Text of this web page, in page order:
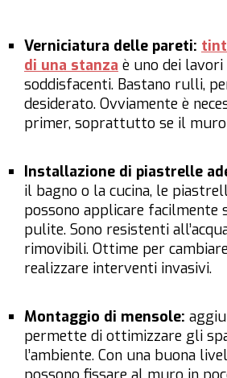
Verniciatura delle pareti:
di una stanza è uno dei
soddisfacenti. Bastano rulli,
desiderato. Ovviamente è
primer, soprattutto se il muro
Installazione di piastrelle
il bagno o la cucina, le
possono applicare facilmente
pulite. Sono resistenti
rimovibili. Ottime per
realizzare interventi invasivi.
Montaggio di mensole:
permette di ottimizzare gli
l’ambiente. Con una buona